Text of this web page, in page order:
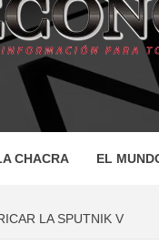
CHACRA EL
LA SPUTNIK V